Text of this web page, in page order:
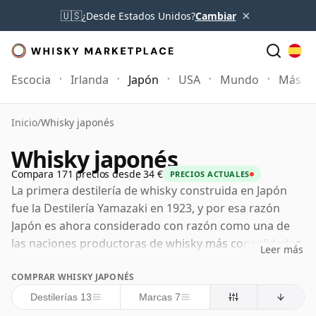
🇺🇸¿Desde Estados Unidos?Cambiar ×
Escocia Irlanda Japón USA Mundo Más
Inicio/Whisky japonés
Whisky japonés
Compara 171 precios desde 34 € PRECIOS ACTUALES
La primera destilería de whisky construida en Japón
fue la Destilería Yamazaki en 1923, y por esa razón
Japón es ahora considerado con razón como una de
las naciones productoras de whisky más consolidadas
Irlanda. Yamazaki fue establecida por Shinjiro Torii,
fundador de la empresa que se convertiría en Suntory,
Leer más
COMPRAR WHISKY JAPONÉS
Destilerías 13 Marcas 7